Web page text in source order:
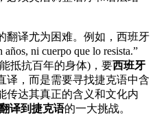
翻译尤为困难。例如，西班牙
ni cuerpo que lo resista.”
抵抗百年的身体)，要西班牙
译，而是需要寻找捷克语中含
传达其真正的含义和文化内
译到捷克语的一大挑战。